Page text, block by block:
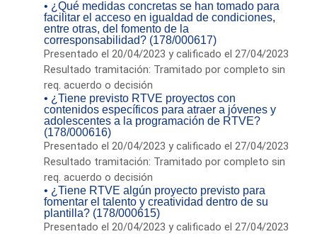
• ¿Qué medidas concretas se han tomado para
facilitar el acceso en igualdad de condiciones,
entre otras, del fomento de la
corresponsabilidad? (178/000617)
Presentado el 20/04/2023 y calificado el 27/04/2023
Resultado tramitación: Tramitado por completo sin
req. acuerdo o decisión
• ¿Tiene previsto RTVE proyectos con
contenidos específicos para atraer a jóvenes y
adolescentes a la programación de RTVE?
(178/000616)
Presentado el 20/04/2023 y calificado el 27/04/2023
Resultado tramitación: Tramitado por completo sin
req. acuerdo o decisión
• ¿Tiene RTVE algún proyecto previsto para
fomentar el talento y creatividad dentro de su
plantilla? (178/000615)
Presentado el 20/04/2023 y calificado el 27/04/2023